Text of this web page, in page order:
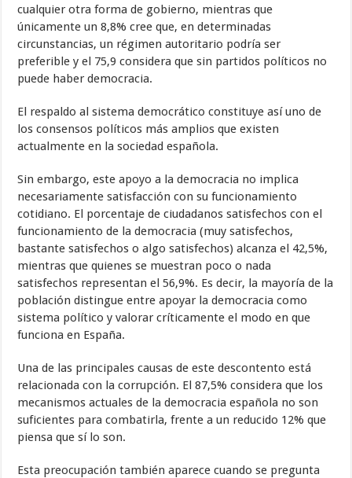
cualquier otra forma de gobierno, mientras que
únicamente un 8,8% cree que, en determinadas
circunstancias, un régimen autoritario podría ser
preferible y el 75,9 considera que sin partidos políticos no
puede haber democracia.
El respaldo al sistema democrático constituye así uno de
los consensos políticos más amplios que existen
actualmente en la sociedad española.
Sin embargo, este apoyo a la democracia no implica
necesariamente satisfacción con su funcionamiento
cotidiano. El porcentaje de ciudadanos satisfechos con el
funcionamiento de la democracia (muy satisfechos,
bastante satisfechos o algo satisfechos) alcanza el 42,5%,
mientras que quienes se muestran poco o nada
satisfechos representan el 56,9%. Es decir, la mayoría de la
población distingue entre apoyar la democracia como
sistema político y valorar críticamente el modo en que
funciona en España.
Una de las principales causas de este descontento está
relacionada con la corrupción. El 87,5% considera que los
mecanismos actuales de la democracia española no son
suficientes para combatirla, frente a un reducido 12% que
piensa que sí lo son.
Esta preocupación también aparece cuando se pregunta